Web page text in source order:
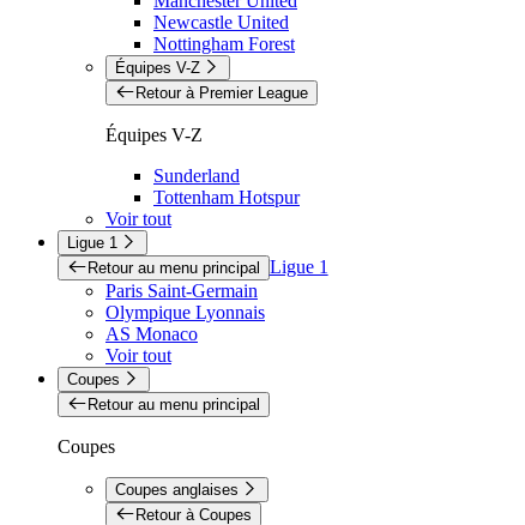
Newcastle United
Nottingham Forest
Équipes V-Z
Retour à Premier League
Équipes V-Z
Sunderland
Tottenham Hotspur
Voir tout
Ligue 1
Retour au menu principal Ligue 1
Paris Saint-Germain
Olympique Lyonnais
AS Monaco
Voir tout
Coupes
Retour au menu principal
Coupes
Coupes anglaises
Retour à Coupes